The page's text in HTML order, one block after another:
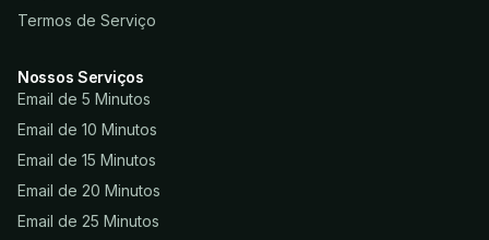
Termos de Serviço
Nossos Serviços
Email de 5 Minutos
Email de 10 Minutos
Email de 15 Minutos
Email de 20 Minutos
Email de 25 Minutos